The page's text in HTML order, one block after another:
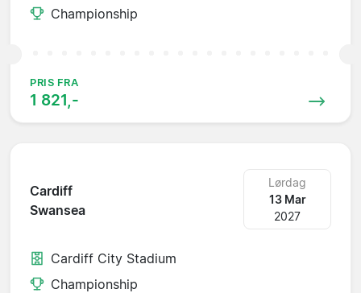
Championship
PRIS FRA
1 821,-
Cardiff
Swansea
Lørdag
13 Mar
2027
Cardiff City Stadium
Championship